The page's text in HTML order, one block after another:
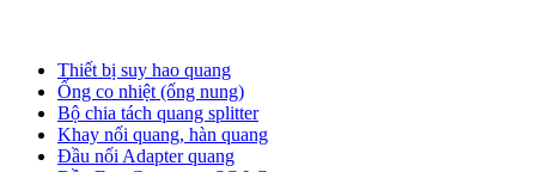
Thiết bị suy hao quang
Ống co nhiệt (ống nung)
Bộ chia tách quang splitter
Khay nối quang, hàn quang
Đầu nối Adapter quang